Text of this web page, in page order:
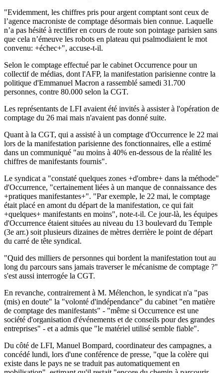
"Evidemment, les chiffres pris pour argent comptant sont ceux de
l’agence macroniste de comptage désormais bien connue. Laquelle
n’a pas hésité à rectifier en cours de route son pointage parisien sans
que cela n’émeuve les robots en plateau qui psalmodiaient le mot
convenu: +échec+", accuse-t-il.
Selon le comptage effectué par le cabinet Occurrence pour un
collectif de médias, dont l'AFP, la manifestation parisienne contre la
politique d'Emmanuel Macron a rassemblé samedi 31.700
personnes, contre 80.000 selon la CGT.
Les représentants de LFI avaient été invités à assister à l'opération de
comptage du 26 mai mais n'avaient pas donné suite.
Quant à la CGT, qui a assisté à un comptage d'Occurrence le 22 mai
lors de la manifestation parisienne des fonctionnaires, elle a estimé
dans un communiqué "au moins à 40% en-dessous de la réalité les
chiffres de manifestants fournis".
Le syndicat a "constaté quelques zones +d'ombre+ dans la méthode"
d'Occurrence, "certainement liées à un manque de connaissance des
+pratiques manifestantes+". "Par exemple, le 22 mai, le comptage
était placé en amont du départ de la manifestation, ce qui fait
+quelques+ manifestants en moins", note-t-il. Ce jour-là, les équipes
d'Occurrence étaient situées au niveau du 13 boulevard du Temple
(3e arr.) soit plusieurs dizaines de mètres derrière le point de départ
du carré de tête syndical.
"Quid des milliers de personnes qui bordent la manifestation tout au
long du parcours sans jamais traverser le mécanisme de comptage ?"
s'est aussi interrogée la CGT.
En revanche, contrairement à M. Mélenchon, le syndicat n'a "pas
(mis) en doute" la "volonté d'indépendance" du cabinet "en matière
de comptage des manifestants" - "même si Occurrence est une
société d'organisation d'événements et de conseils pour des grandes
entreprises" - et a admis que "le matériel utilisé semble fiable".
Du côté de LFI, Manuel Bompard, coordinateur des campagnes, a
concédé lundi, lors d'une conférence de presse, "que la colère qui
existe dans le pays ne se traduit pas automatiquement en